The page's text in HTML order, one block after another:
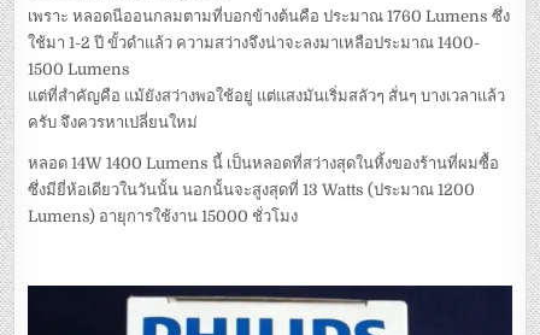
เพราะ หลอดนีออนกลมตามที่บอกข้างต้นคือ ประมาณ 1760 Lumens ซึ่ง
ใช้มา 1-2 ปี ขั้วดำแล้ว ความสว่างจึงน่าจะลงมาเหลือประมาณ 1400-
1500 Lumens
แต่ที่สำคัญคือ แม้ยังสว่างพอใช้อยู่ แต่แสงมันเริ่มสลัวๆ สั่นๆ บางเวลาแล้ว
ครับ จึงควรหาเปลี่ยนใหม่
หลอด 14W 1400 Lumens นี้ เป็นหลอดที่สว่างสุดในหิ้งของร้านที่ผมซื้อ
ซึ่งมียี่ห้อเดียวในวันนั้น นอกนั้นจะสูงสุดที่ 13 Watts (ประมาณ 1200
Lumens) อายุการใช้งาน 15000 ชั่วโมง